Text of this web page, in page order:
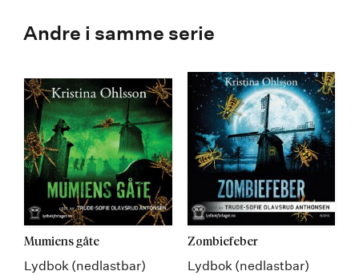
Andre i samme serie
Mumiens gåte
Lydbok (nedlastbar)
Zombiefeber
Lydbok (nedlastbar)